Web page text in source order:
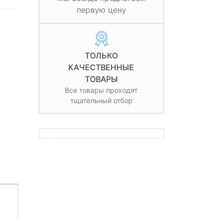
первую цену
ТОЛЬКО
КАЧЕСТВЕННЫЕ
ТОВАРЫ
Все товары проходят
тщательный отбор